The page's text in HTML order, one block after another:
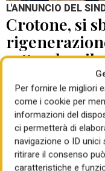
Per fornire le migliori
come i cookie per
informazioni del
ci permetterà di
navigazione o ID
ritirare il consenso
caratteristiche e
L'ANNUNCIO DEL
Crotone, si
settembre il
05 Ago 2026 di